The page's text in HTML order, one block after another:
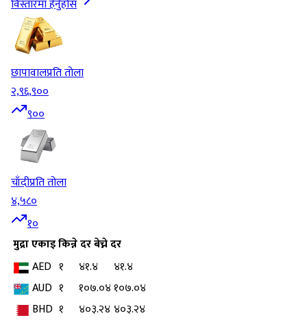
विस्तारमा हेर्नुहोस
छापावालप्रति तोला
२,९६,९००
९००
चाँदीप्रति तोला
४,५८०
१०
मुद्राएकाइकिन्ने दरबेच्ने दर
AED १ ४१.४
४१.४
AUD १ १०७.०४१०७.०४
BHD १ ४०३.२४ ४०३.२४